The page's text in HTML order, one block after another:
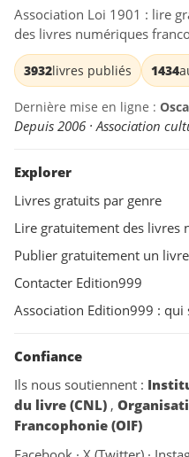
Association Loi 1901 : lire
des livres numériques
3932livres publiés 1434
Dernière mise en ligne :
Depuis 2006 · Association
Explorer
Livres gratuits par genre
Lire gratuitement des livres
Publier gratuitement un livre
Contacter Edition999
Association Edition999 : qui
Confiance
Ils nous soutiennent :
du livre (CNL) ,
Francophonie (OIF)